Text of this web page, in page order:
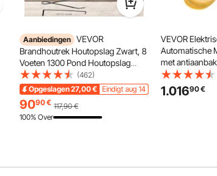
Aanbiedingen VEVOR
Brandhoutrek Houtopslag Zwart, 8
Voeten 1300 Pond Houtopslag
Brandhoutrek Metaal, Groot
Brandhout Logboekrek Binnen
voor Thuis of Industrieel Gebruik
om Houtkachels, Houtstapels,
Achtertuin
(462)
Opgeslagen27,00€ Eindigt aug 14
9090€ 117,90 €
100% Over
VEVOR
Automatische
met
inch), voor het
Roti Pita Tortilla
1.01690€